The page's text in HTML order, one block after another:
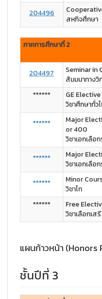
204496
สหกิจศึกษา
ภาคการศึกษาที่ 2
204497
Seminar in
สัมมนาทาง
******
GE
วิชาศึกษาทั่ว
******
Major
or 400
วิชาเอกเลื
******
Major
วิชาเอกเลือ
******
Minor
วิชาโท
******
Free
วิชาเลือกเสรี
แผนก้าวหน้า (Honors
ชั้นปีที่ 3